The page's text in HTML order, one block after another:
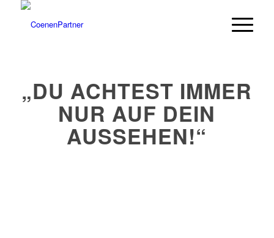
„DU ACHTEST IMMER
NUR AUF DEIN
AUSSEHEN!“